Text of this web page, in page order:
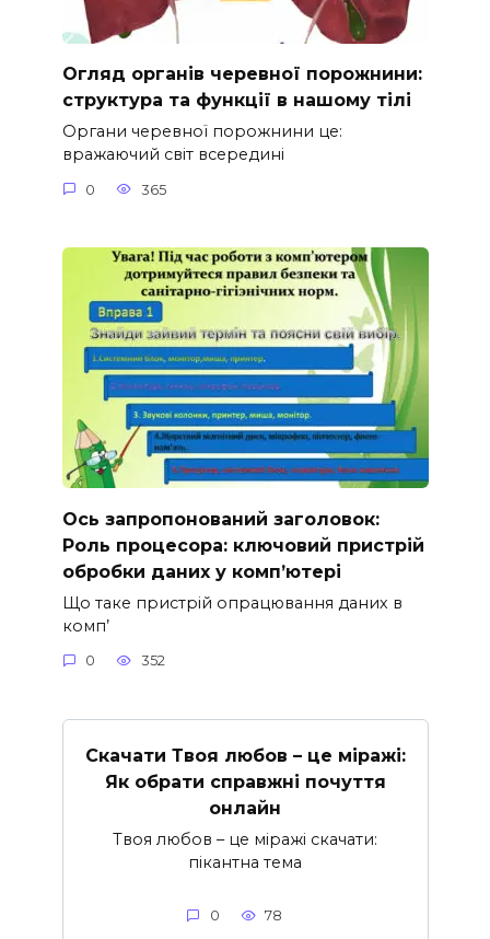
Огляд органів черевної порожнини:
структура та функції в нашому тілі
Органи черевної порожнини це:
вражаючий світ всередині
0 365
Ось запропонований заголовок:
Роль процесора: ключовий пристрій
обробки даних у комп’ютері
Що таке пристрій опрацювання даних в
комп’
0 352
Скачати Твоя любов – це міражі:
Як обрати справжні почуття
онлайн
Твоя любов – це міражі скачати:
пікантна тема
0 78